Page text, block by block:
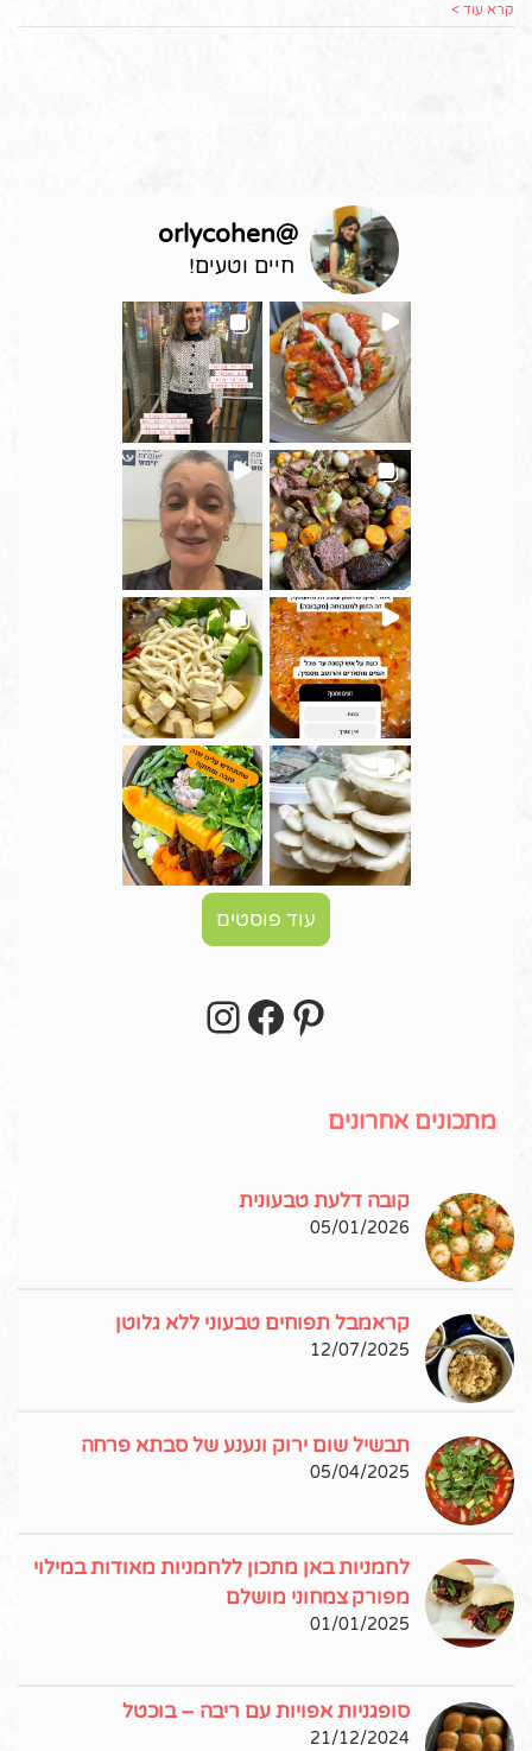
קרא עוד >
@
orlycohen
חיים וטעים!
עוד פוסטים
Pinterest
Facebook
מתכונים אחרונים
קובה דלעת טבעונית
05/01/2026
קראמבל תפוחים טבעוני ללא גלוטן
12/07/2025
תבשיל שום ירוק ונענע של סבתא פרחה
05/04/2025
לחמניות באן מתכון ללחמניות מאודות במילוי
מפורק צמחוני מושלם
01/01/2025
סופגניות אפויות עם ריבה – בוכטל
21/12/2024